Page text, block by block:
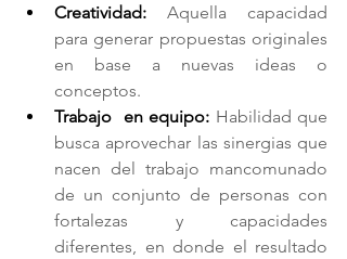
Creatividad: Aquella capacidad
para generar propuestas originales
en base a nuevas ideas o
conceptos.
Trabajo  en equipo: Habilidad que
busca aprovechar las sinergias que
nacen del trabajo mancomunado
de un conjunto de personas con
fortalezas y capacidades
diferentes, en donde el resultado